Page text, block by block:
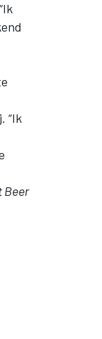
“Ik
Beer